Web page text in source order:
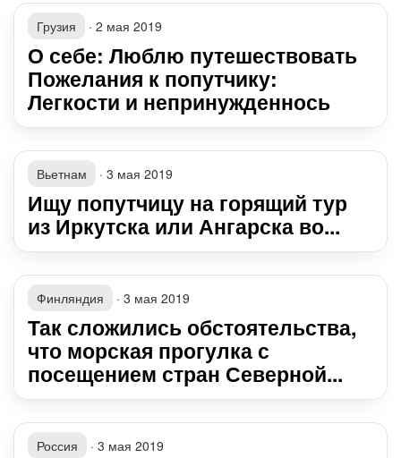
Грузия · 2 мая 2019
О себе: Люблю путешествовать
Пожелания к попутчику:
Легкости и непринужденнось
Вьетнам · 3 мая 2019
Ищу попутчицу на горящий тур
из Иркутска или Ангарска во...
Финляндия · 3 мая 2019
Так сложились обстоятельства,
что морская прогулка с
посещением стран Северной...
Россия · 3 мая 2019